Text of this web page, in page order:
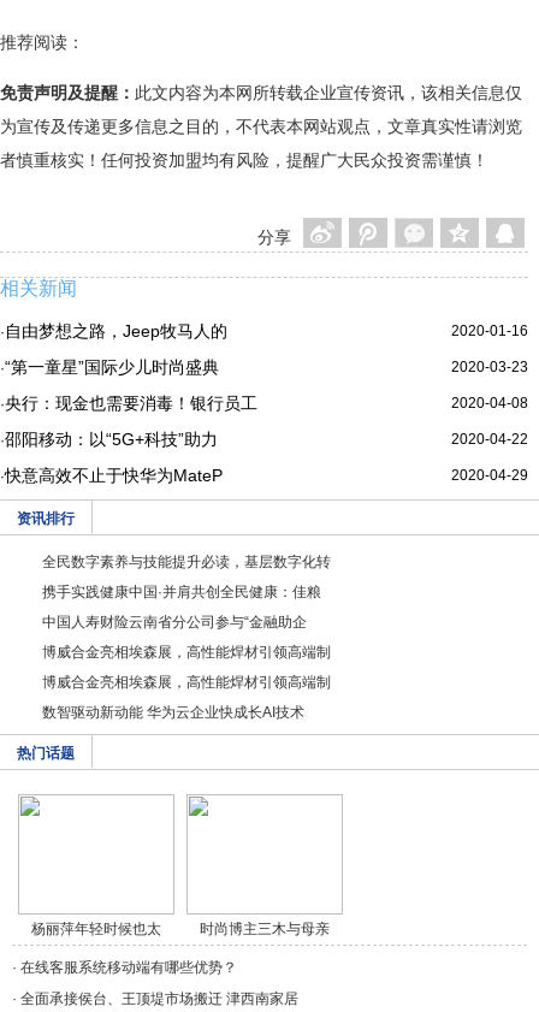
推荐阅读：
免责声明及提醒： 此文内容为本网所转载企业宣传资讯，该相关信息仅
为宣传及传递更多信息之目的，不代表本网站观点，文章真实性请浏览
者慎重核实！任何投资加盟均有风险，提醒广大民众投资需谨慎！
分享
相关新闻
2020-01-16
· 自由梦想之路，Jeep牧马人的
2020-03-23
·“第一童星”国际少儿时尚盛典
2020-04-08
·央行：现金也需要消毒！银行员工
2020-04-22
·邵阳移动：以“5G+科技”助力
2020-04-29
·快意高效不止于快华为MateP
资讯排行
全民数字素养与技能提升必读，基层数字化转
携手实践健康中国·并肩共创全民健康：佳粮
中国人寿财险云南省分公司参与“金融助企
博威合金亮相埃森展，高性能焊材引领高端制
博威合金亮相埃森展，高性能焊材引领高端制
数智驱动新动能 华为云企业快成长AI技术
热门话题
杨丽萍年轻时候也太
美/a>
时尚博主三木与母亲
· 在线客服系统移动端有哪些优势？
· 全面承接侯台、王顶堤市场搬迁 津西南家居